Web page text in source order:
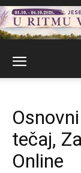
tečaj,
Online